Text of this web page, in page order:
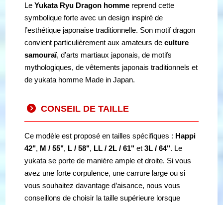
LeYukata Ryu Dragon homme reprend cette
symbolique forte avec un design inspiré de
l’esthétique japonaise traditionnelle. Son motif dragon
convient particulièrement aux amateurs deculture
samouraï, d’arts martiaux japonais, de motifs
mythologiques, de vêtements japonais traditionnels et
de yukata homme Made in Japan.
CONSEIL DE TAILLE
Ce modèle est proposé en tailles spécifiques : Happi
42", M / 55", L / 58", LL / 2L / 61" et3L / 64". Le
yukata se porte de manière ample et droite. Si vous
avez une forte corpulence, une carrure large ou si
vous souhaitez davantage d’aisance, nous vous
conseillons de choisir la taille supérieure lorsque